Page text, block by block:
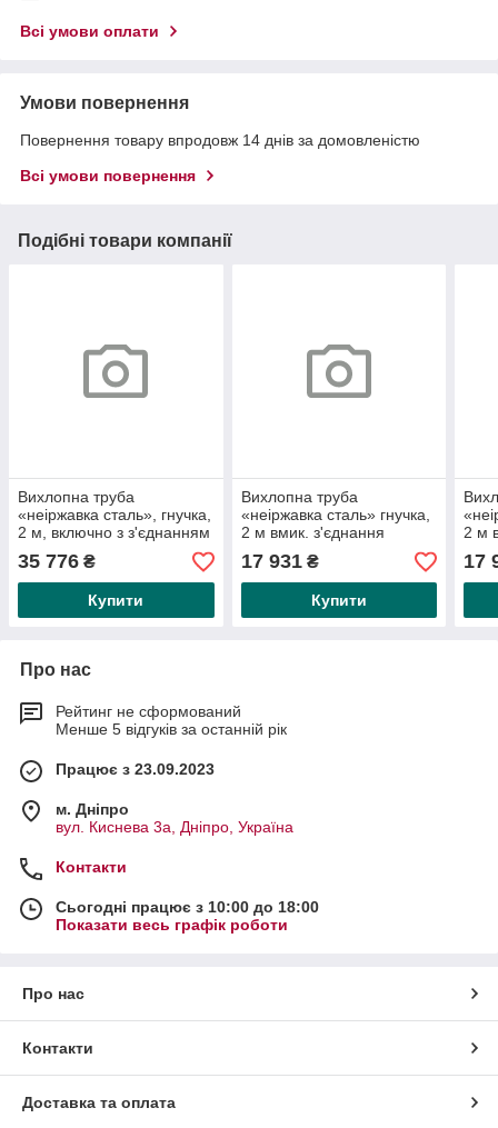
Всі умови оплати
Умови повернення
Повернення товару впродовж 14 днів за домовленістю
Всі умови повернення
Подібні товари компанії
Вихлопна труба
«неіржавка сталь», гнучка,
2 м, включно з з'єднанням
ID25/ED28 мм для
моделей SEBSSi, вмик.
35 776 ₴
Купити
Вихлопна труба
«неіржавка сталь» гнучка,
2 м вмик. з'єднання
ID35/OD38 мм для
генераторів з GX 630/690
17 931₴
Купити
2 м
17
Про нас
Рейтинг не сформований
Менше 5 відгуків за останній рік
Працює з 23.09.2023
м. Дніпро
вул. Киснева 3а, Дніпро, Україна
Контакти
Сьогодні працює з 10:00 до 18:00
Показати весь графік роботи
Про нас
Контакти
Доставка та оплата